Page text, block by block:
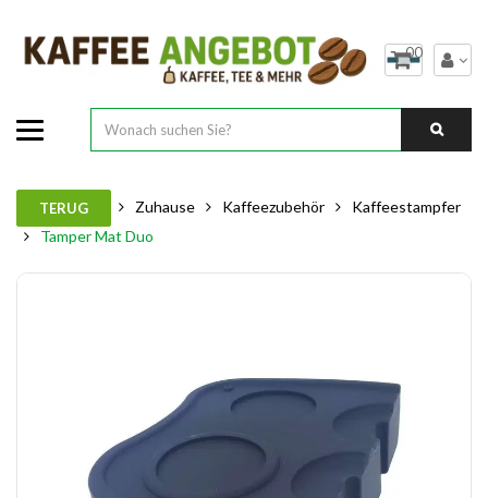
00
TERUG Zuhause Kaffeezubehör
Kaffeestampfer
Tamper Mat Duo